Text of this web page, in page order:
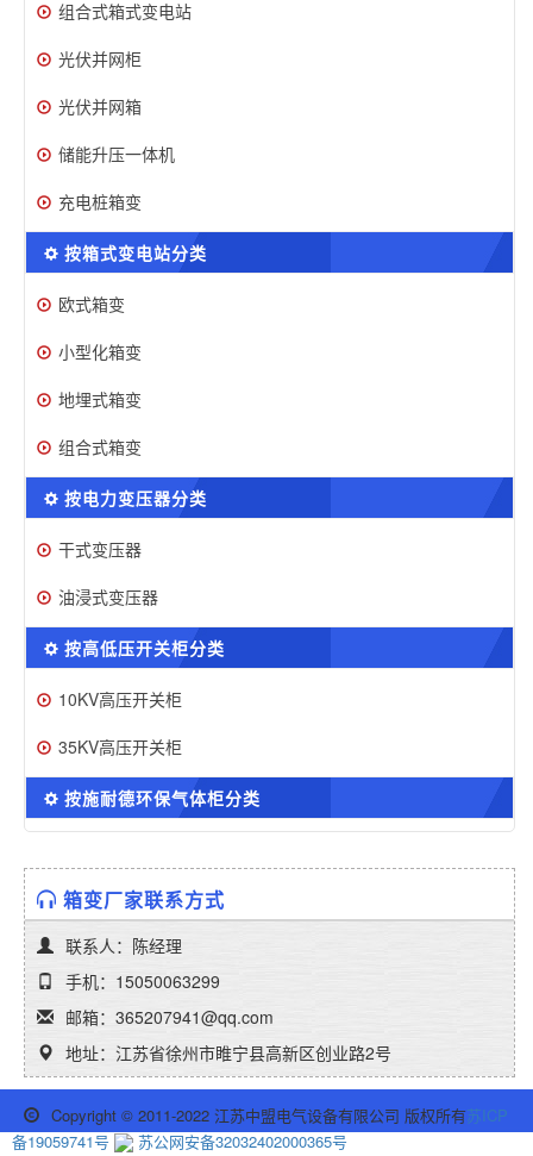
组合式箱式变电站
光伏并网柜
光伏并网箱
储能升压一体机
充电桩箱变
按箱式变电站分类
欧式箱变
小型化箱变
地埋式箱变
组合式箱变
按电力变压器分类
干式变压器
油浸式变压器
按高低压开关柜分类
10KV高压开关柜
35KV高压开关柜
按施耐德环保气体柜分类
箱变厂家联系方式
联系人：陈经理
手机：15050063299
邮箱：365207941@qq.com
地址：江苏省徐州市睢宁县高新区创业路2号
Copyright © 2011-2022 江苏中盟电气设备有限公司 版权所有苏ICP
备19059741号
苏公网安备32032402000365号